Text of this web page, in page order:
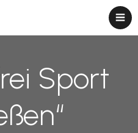
Sport